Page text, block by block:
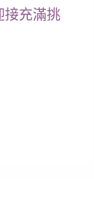
接充滿挑